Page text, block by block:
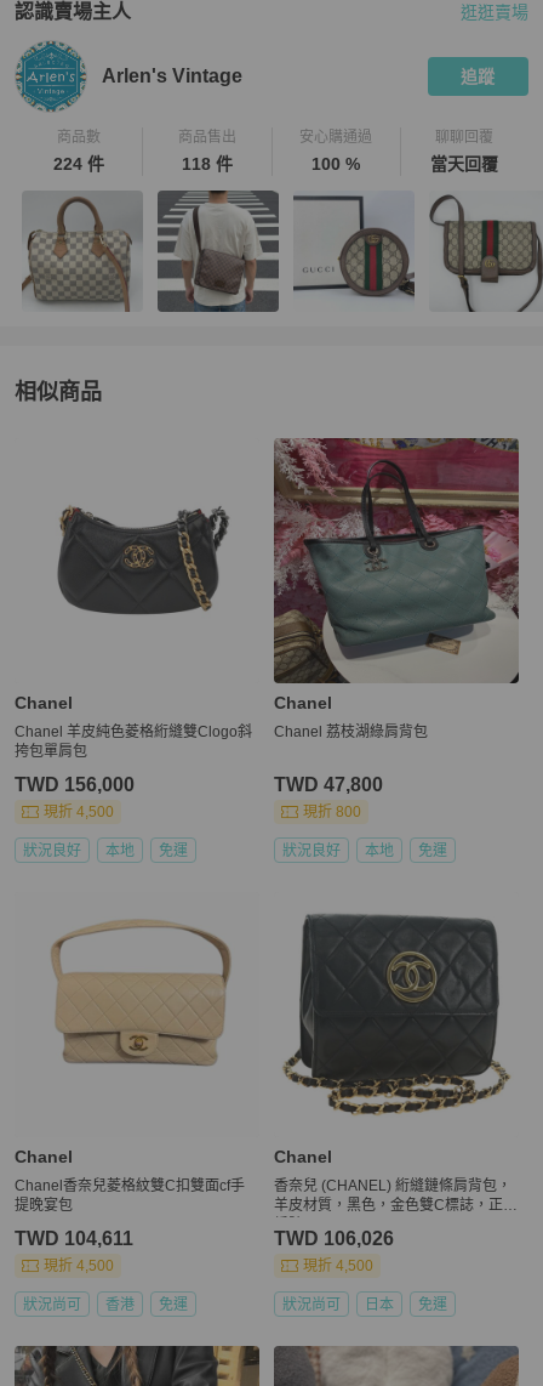
認識賣場主人
PopChill 拍拍圈嚴選賣家
逛逛賣場
Arlen's Vintage 追蹤
商品數
224 件
商品售出
118 件
安心購通過
100 %
聊聊回覆
當天回覆
相似商品
Chanel
Chanel 羊皮純色菱格絎縫雙Clogo斜
挎包單肩包
TWD 156,000
現折 4,500
狀況良好 本地 免運
Chanel
Chanel 荔枝湖綠肩背包
TWD 47,800
現折 800
狀況良好 本地 免運
Chanel
Chanel香奈兒菱格紋雙C扣雙面cf手
提晚宴包
TWD 104,611
現折 4,500
狀況尚可 香港 免運
Chanel
香奈兒 (CHANEL) 絎縫鏈條肩背包，
羊皮材質，黑色，金色雙C標誌，正品
TWD 106,026
現折 4,500
狀況尚可 日本 免運